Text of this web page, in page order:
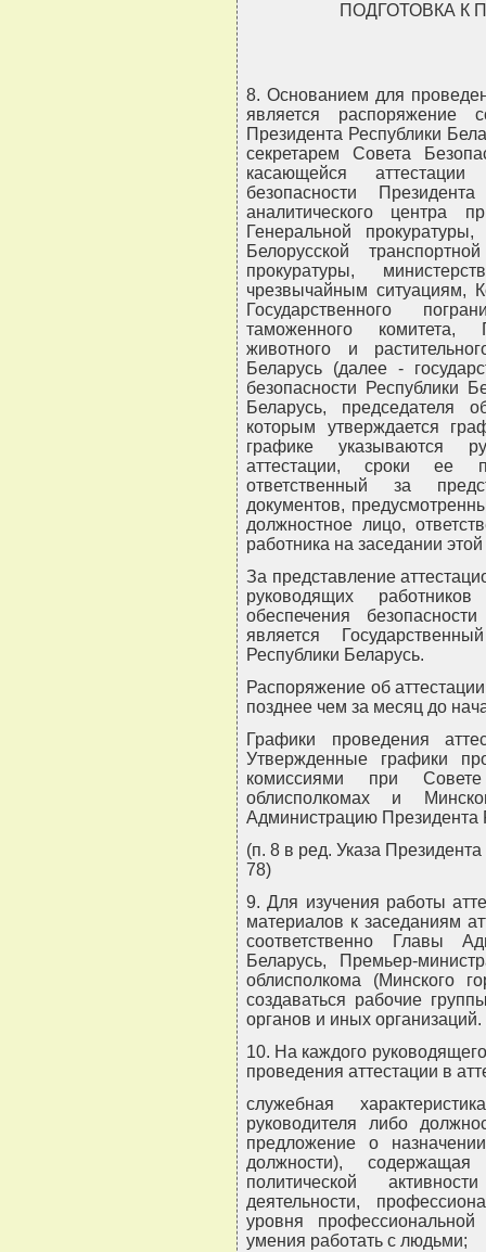
ПОДГОТОВКА К
8. Основанием для
является распоряжение
Президента Республики
секретарем Совета
касающейся
безопасности
аналитического центра
Генеральной
Белорусской
прокуратуры,
чрезвычайным ситуациям,
Государственного
таможенного комитета,
животного и
Беларусь (далее -
безопасности Республики
Беларусь, председателя
которым утверждается
графике указываются
аттестации, сроки ее
ответственный за
документов,
должностное лицо,
работника на заседании
За представление
руководящих
обеспечения
является
Республики Беларусь.
Распоряжение об
позднее чем за месяц до
Графики проведения
Утвержденные графики
комиссиями при
облисполкомах и
Администрацию Президента
(п. 8 в ред. Указа
78)
9. Для изучения работы
материалов к заседаниям
соответственно Главы
Беларусь, Премьер-
облисполкома (Минского
создаваться рабочие
органов и иных организаций.
10. На каждого
проведения аттестации в
служебная
руководителя либо
предложение о
должности),
политической
деятельности,
уровня профессиональной
умения работать с людьми;